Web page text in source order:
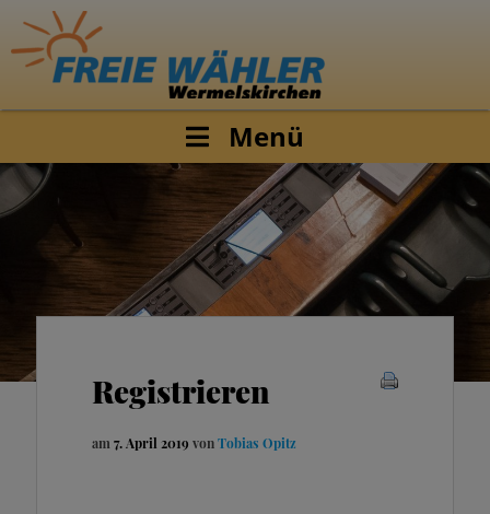
Menü
Registrieren
am 7. April 2019 vonTobias Opitz